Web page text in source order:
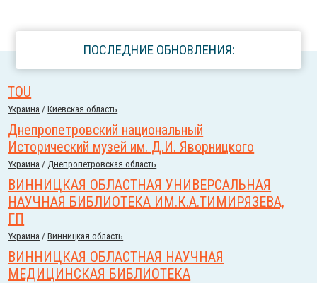
ПОСЛЕДНИЕ ОБНОВЛЕНИЯ:
TOU
Украина /Киевская область
Днепропетровский национальный
Исторический музей им. Д.И. Яворницкого
Украина /Днепропетровская область
ВИННИЦКАЯ ОБЛАСТНАЯ УНИВЕРСАЛЬНАЯ
НАУЧНАЯ БИБЛИОТЕКА ИМ.К.А.ТИМИРЯЗЕВА,
ГП
Украина /Винницкая область
ВИННИЦКАЯ ОБЛАСТНАЯ НАУЧНАЯ
МЕДИЦИНСКАЯ БИБЛИОТЕКА